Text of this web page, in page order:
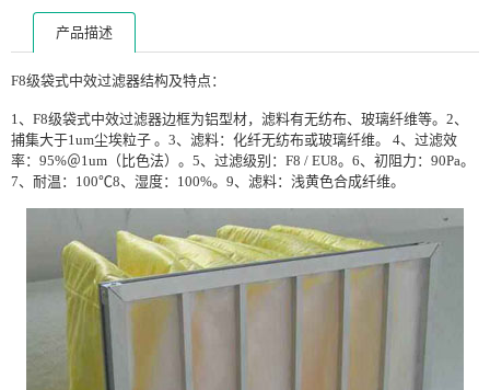
产品描述
F8级袋式中效过滤器结构及特点：
1、F8级袋式中效过滤器边框为铝型材，滤料有无纺布、玻璃纤维等。2、
捕集大于1um尘埃粒子 。3、滤料：化纤无纺布或玻璃纤维。 4、过滤效
率：95%＠1um（比色法）。5、过滤级别：F8 / EU8。6、初阻力：90Pa。
7、耐温：100℃8、湿度：100%。9、滤料：浅黄色合成纤维。